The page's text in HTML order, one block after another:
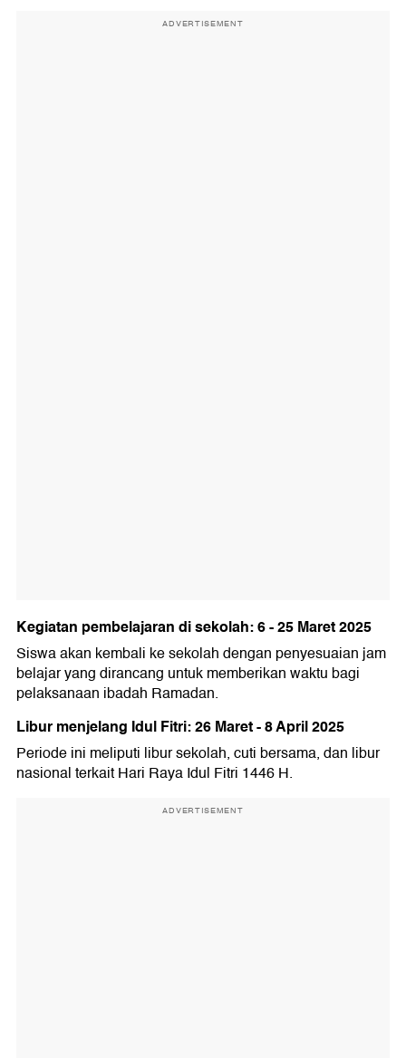
ADVERTISEMENT
Kegiatan pembelajaran di sekolah: 6 - 25 Maret 2025
Siswa akan kembali ke sekolah dengan penyesuaian jam
belajar yang dirancang untuk memberikan waktu bagi
pelaksanaan ibadah Ramadan.
Libur menjelang Idul Fitri: 26 Maret - 8 April 2025
Periode ini meliputi libur sekolah, cuti bersama, dan libur
nasional terkait Hari Raya Idul Fitri 1446 H.
ADVERTISEMENT